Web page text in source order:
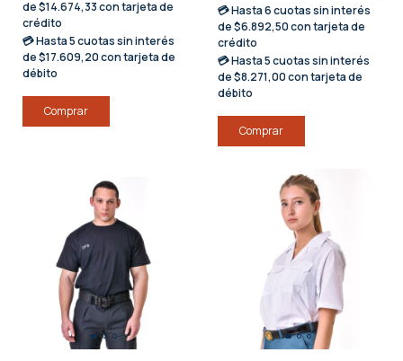
de $14.674,33 con tarjeta de
crédito
💳 Hasta5 cuotas sin interés
de $17.609,20 con tarjeta de
débito
Comprar
💳 Hasta6 cuotas sin interés
de $6.892,50 con tarjeta de
crédito
💳 Hasta5 cuotas sin interés
de $8.271,00 con tarjeta de
débito
Comprar